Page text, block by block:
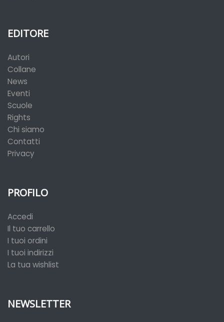
EDITORE
Autori
Collane
News
Eventi
Scuole
Rights
Chi siamo
Contatti
Privacy
PROFILO
Accedi
Il tuo carrello
I tuoi ordini
I tuoi indirizzi
La tua wishlist
NEWSLETTER